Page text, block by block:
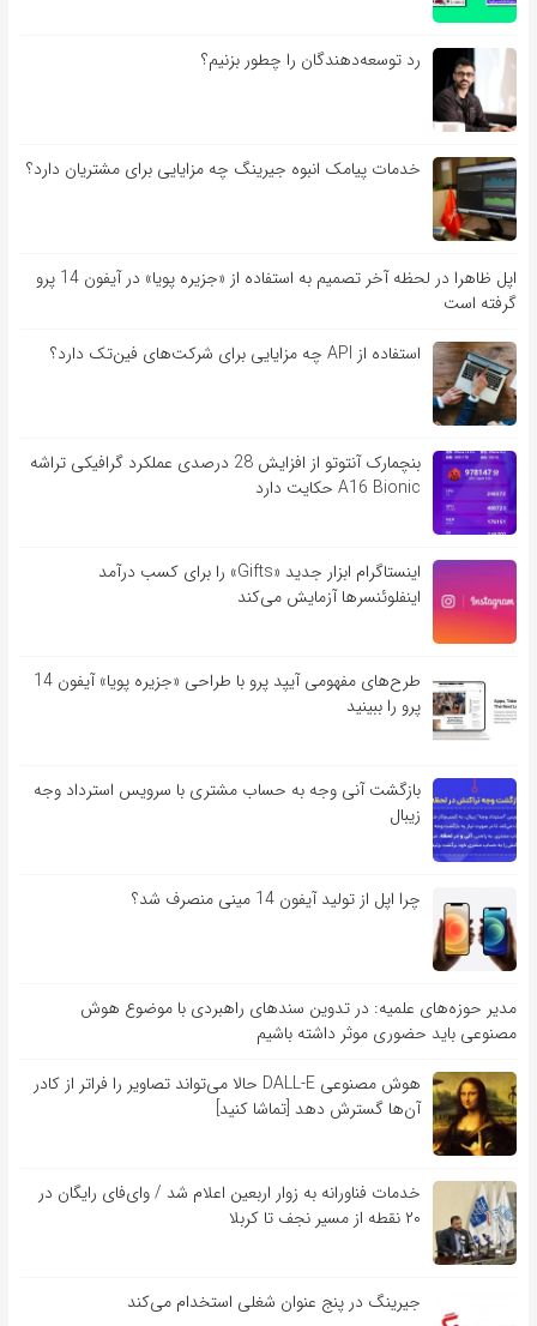
رد توسعه‌دهندگان را چطور بزنیم؟
خدمات پیامک انبوه جیرینگ چه مزایایی برای مشتریان دارد؟
اپل ظاهرا در لحظه آخر تصمیم به استفاده از «جزیره پویا» در آیفون 14 پرو
گرفته است
استفاده از API چه مزایایی برای شرکت‌های فین‌تک دارد؟
بنچمارک آنتوتو از افزایش 28 درصدی عملکرد گرافیکی تراشه
A16 Bionic حکایت دارد
اینستاگرام ابزار جدید «Gifts» را برای کسب درآمد
اینفلوئنسرها آزمایش می‌کند
طرح‌های مفهومی آیپد پرو با طراحی «جزیره پویا» آیفون 14
پرو را ببینید
بازگشت آنی وجه به حساب مشتری با سرویس استرداد وجه
زیبال
چرا اپل از تولید آیفون 14 مینی منصرف شد؟
مدیر حوزه‌های علمیه: در تدوین سندهای راهبردی با موضوع هوش
مصنوعی باید حضوری موثر داشته باشیم
هوش مصنوعی DALL-E حالا می‌تواند تصاویر را فراتر از کادر
آن‌ها گسترش دهد [تماشا کنید]
خدمات فناورانه به زوار اربعین اعلام شد / وای‌فای رایگان در
۲۰ نقطه از مسیر نجف تا کربلا
جیرینگ در پنج عنوان شغلی استخدام می‌کند